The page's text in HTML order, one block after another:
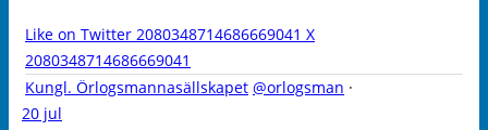
Like on Twitter 2080348714686669041 X
2080348714686669041
Kungl. Örlogsmannasällskapet @orlogsman ·
20 jul